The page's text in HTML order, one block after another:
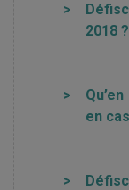
>
2018 ?
>
en
>